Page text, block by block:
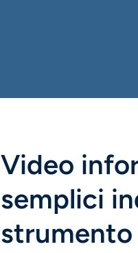
Video
semplici